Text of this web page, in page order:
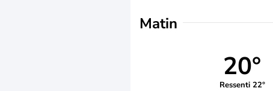
Matin
20°
Ressenti 22°